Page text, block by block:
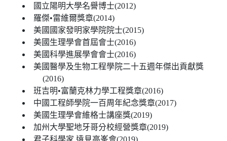
國立陽明大學名譽博士(2012)
羅傑•雷維爾獎章(2014)
美國國家發明家學院院士(2015)
美國生理學會首屆會士(2016)
美國科學進展學會會士(2016)
美國醫學及生物工程學院二十五週年傑出貢獻獎
(2016)
班吉明•富蘭克林力學工程獎章(2016)
中國工程師學院一百周年紀念獎章(2017)
美國生理學會維格士講座獎(2019)
加州大學聖地牙哥分校經營獎章(2019)